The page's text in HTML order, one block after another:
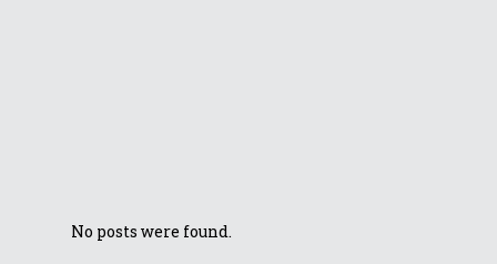
No posts were found.